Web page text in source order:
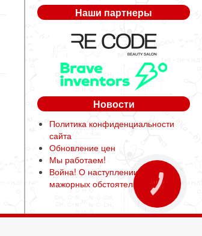
Наши партнеры
Новости
Политика конфиденциальности
сайта
Обновление цен
Мы работаем!
Война! О наступлении форс-
мажорных обстоятельств
КНОПКА
ЗВ'ЯЗКУ